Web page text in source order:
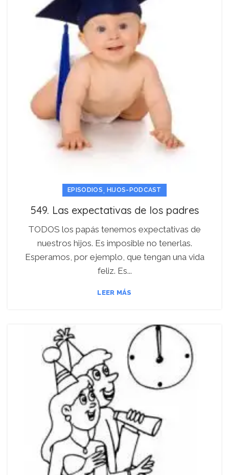
EPISODIOS HIJOS-PODCAST
549. Las expectativas de los padres
TODOS los papás tenemos expectativas de
nuestros hijos. Es imposible no tenerlas.
Esperamos, por ejemplo, que tengan una vida
feliz. Es...
LEER MÁS